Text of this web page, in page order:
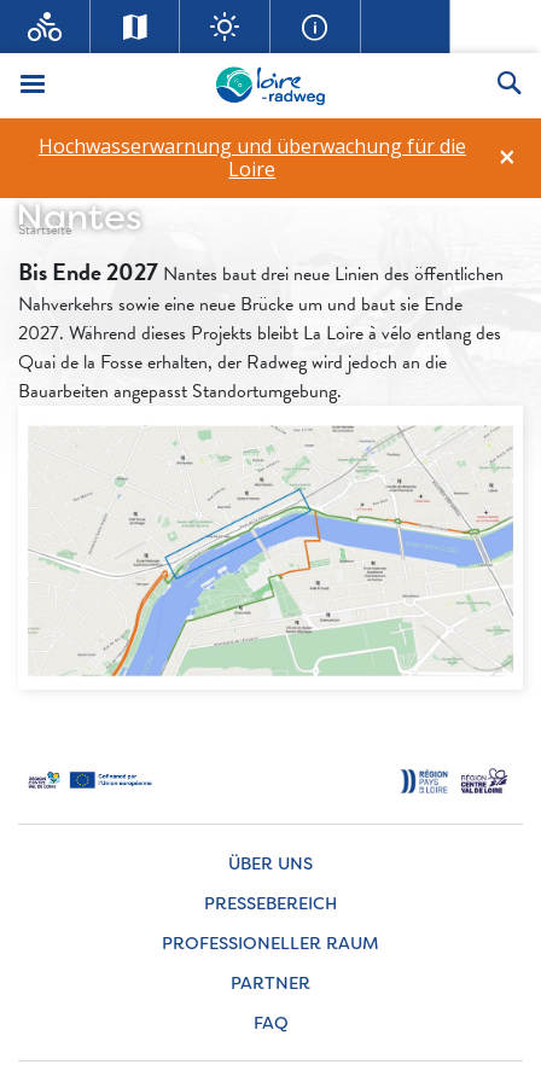
Menü
×
Hochwasserwarnung und überwachung für die
Loire
Verkehrsinformationen –
Nantes
Fil d'ariane
Startseite
Bis Ende 2027 Nantes baut drei neue Linien des öffentlichen
Nahverkehrs sowie eine neue Brücke um und baut sie Ende
2027. Während dieses Projekts bleibt La Loire à vélo entlang des
Quai de la Fosse erhalten, der Radweg wird jedoch an die
Bauarbeiten angepasst Standortumgebung.
ÜBER UNS
PRESSEBEREICH
PROFESSIONELLER RAUM
PARTNER
FAQ